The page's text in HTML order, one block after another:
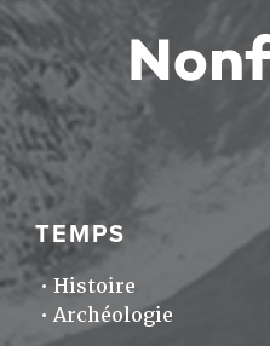
TEMPS
Histoire
Archéologie